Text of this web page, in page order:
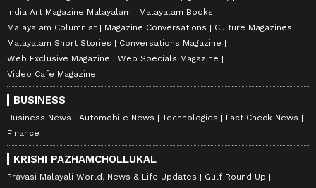
India Art Magazine Malayalam
Malayalam Books
Malayalam Columnist
Magazine Conversations
Culture Magazines
Malayalam Short Stories
Conversations Magazine
Web Exclusive Magazine
Web Specials Magazine
Video Cafe Magazine
BUSINESS
Business News Automobile News Technologies
Fact Check News
Finance
KRISHI PAZHAMCHOLLUKAL
Pravasi Malayali World, News & Life Updates
Gulf Round Up